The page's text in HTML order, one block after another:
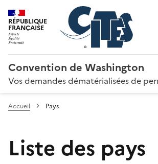
RÉPUBLIQUE
FRANÇAISE
Convention de Washington
Vos demandes dématérialisées de
Accueil Pays
Liste des pays